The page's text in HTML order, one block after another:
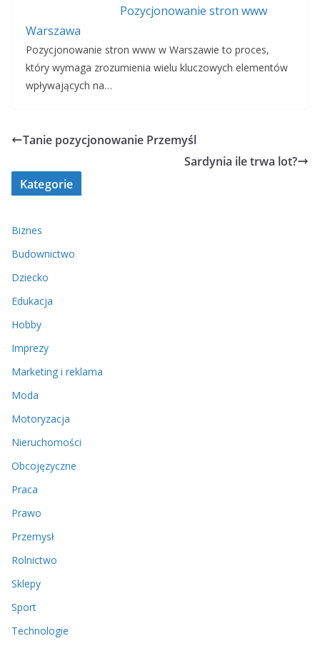
Pozycjonowanie stron www
Warszawa
Pozycjonowanie stron www w Warszawie to proces,
który wymaga zrozumienia wielu kluczowych elementów
wpływających na…
Tanie pozycjonowanie Przemyśl
Sardynia ile trwa lot?
Kategorie
Biznes
Budownictwo
Dziecko
Edukacja
Hobby
Imprezy
Marketing i reklama
Moda
Motoryzacja
Nieruchomości
Obcojęzyczne
Praca
Prawo
Przemysł
Rolnictwo
Sklepy
Sport
Technologie